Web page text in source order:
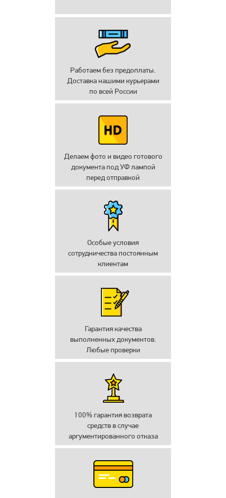
Работаем без предоплаты.
Доставка нашими курьерами
по всей России
Делаем фото и видео готового
документа под УФ лампой
перед отправкой
Особые условия
сотрудничества постоянным
клиентам
Гарантия качества
выполненных документов.
Любые проверки
100% гарантия возврата
средств в случае
аргументированного отказа